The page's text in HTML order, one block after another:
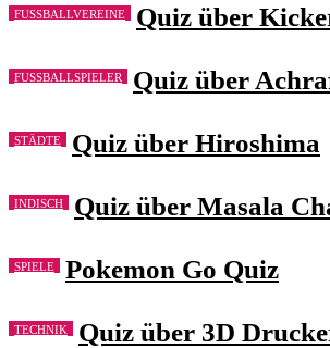
FUSSBALLVEREINE Quiz über
FUSSBALLSPIELER Quiz über
STÄDTE Quiz über Hiroshima
INDISCH Quiz über Masala
SPIELE Pokemon Go Quiz
TECHNIK Quiz über 3D